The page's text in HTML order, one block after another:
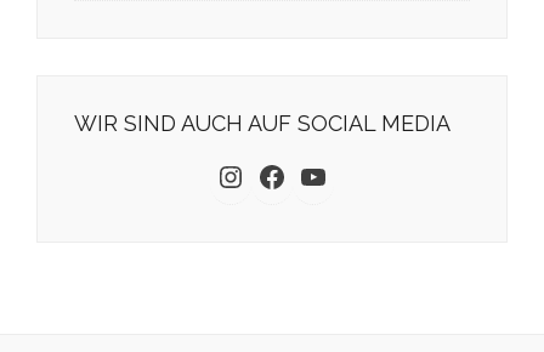
WIR SIND AUCH AUF SOCIAL MEDIA
Instagram Facebook YouTube